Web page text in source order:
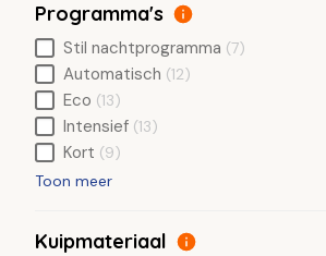
Programma's
Stil nachtprogramma (7)
Automatisch (12)
Eco (13)
Intensief (13)
Kort (9)
Toon meer
Kuipmateriaal